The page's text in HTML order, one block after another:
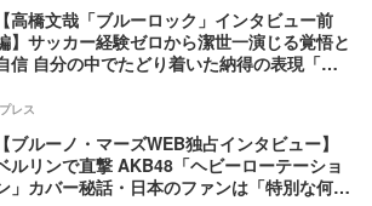
【高橋文哉「ブルーロック」インタビュー前
】サッカー経験ゼロから潔世一演じる覚悟と
信 自分の中でたどり着いた納得の表現「一
レス
【ブルーノ・マーズWEB独占インタビュー】
ルリンで直撃 AKB48「ヘビーローテーショ
」カバー秘話・日本のファンは「特別な何か